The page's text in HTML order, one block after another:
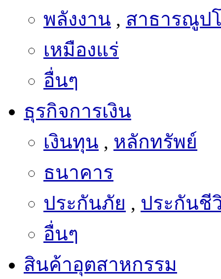
พลังงาน , สาธารณูป
เหมืองแร่
อื่นๆ
ธุรกิจการเงิน
เงินทุน , หลักทรัพย์
ธนาคาร
ประกันภัย , ประกันชี
อื่นๆ
สินค้าอุตสาหกรรม